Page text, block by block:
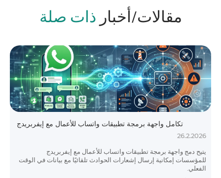
مقالات/أخبار ذات صلة
تكامل واجهة برمجة تطبيقات واتساب للأعمال مع إيفربريدج
26.2.2026
يتيح دمج واجهة برمجة تطبيقات واتساب للأعمال مع إيفربريدج
للمؤسسات إمكانية إرسال إشعارات الحوادث تلقائيًا مع بيانات في الوقت
الفعلي.